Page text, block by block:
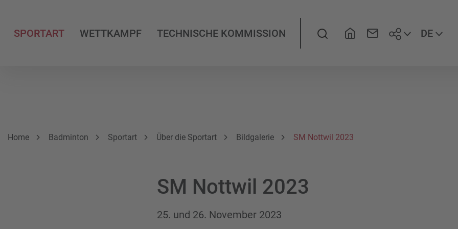
SPORTART WETTKAMPF TECHNISCHE KOMMISSION Suche Folgen Sie
DE
Breadcrumbnavigation
Sie befinden sich hier:
Home Badminton Sportart Über die Sportart Bildgalerie SM Nottwil 2023
SM Nottwil 2023
25. und 26. November 2023